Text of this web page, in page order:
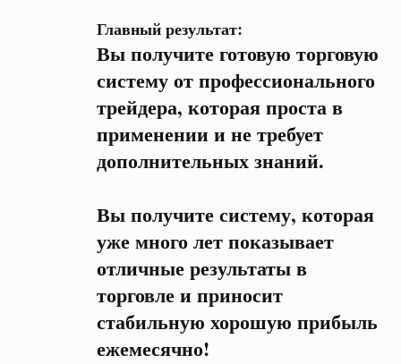
Главный результат:
Вы получите готовую торговую
систему от профессионального
трейдера, которая проста в
применении и не требует
дополнительных знаний.
Вы получите систему, которая
уже много лет показывает
отличные результаты в
торговле и приносит
стабильную хорошую прибыль
ежемесячно!